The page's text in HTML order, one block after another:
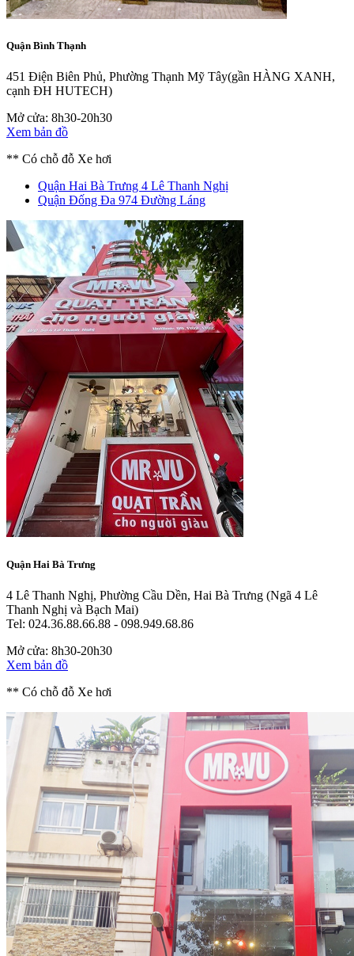
Quận Bình Thạnh
451 Điện Biên Phủ, Phường Thạnh Mỹ Tây(gần HÀNG XANH,
cạnh ĐH HUTECH)
Mở cửa: 8h30-20h30
Xem bản đồ
** Có chỗ đỗ Xe hơi
Quận Hai Bà Trưng 4 Lê Thanh Nghị
Quận Đống Đa 974 Đường Láng
Quận Hai Bà Trưng
4 Lê Thanh Nghị, Phường Cầu Dền, Hai Bà Trưng (Ngã 4 Lê
Thanh Nghị và Bạch Mai)
Tel: 024.36.88.66.88 - 098.949.68.86
Mở cửa: 8h30-20h30
Xem bản đồ
** Có chỗ đỗ Xe hơi